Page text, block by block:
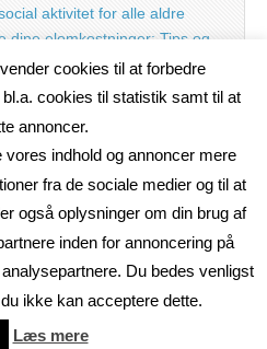
aktivitet for alle aldre
dine elomkostninger: Tips og
Katalog
bybavotasan.com
cookies til at forbedre
cookies til statistik samt til at
annoncer.
indhold og annoncer mere
fra de sociale medier og til at
også oplysninger om din brug af
inden for annoncering på
Du bedes venligst
ikke kan acceptere dette.
Læs mere